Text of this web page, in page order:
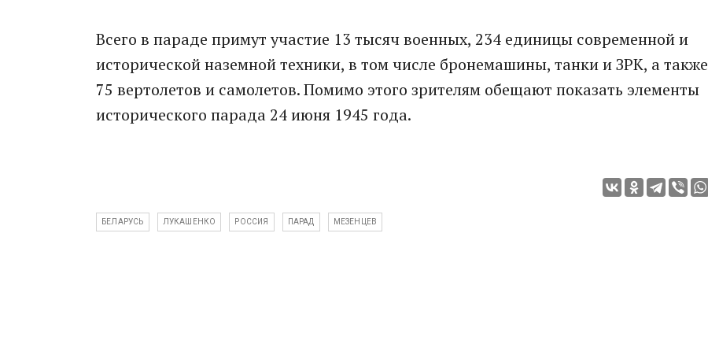
Всего в параде примут участие 13 тысяч военных, 234 единицы современной и
исторической наземной техники, в том числе бронемашины, танки и ЗРК, а также
75 вертолетов и самолетов. Помимо этого зрителям обещают показать элементы
исторического парада 24 июня 1945 года.
БЕЛАРУСЬ ЛУКАШЕНКО РОССИЯ ПАРАД МЕЗЕНЦЕВ